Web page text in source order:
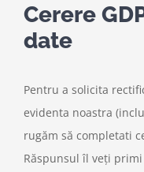
Cerere
date
Pentru a solicita
evidenta noastra
rugăm să completati
Răspunsul îl veți